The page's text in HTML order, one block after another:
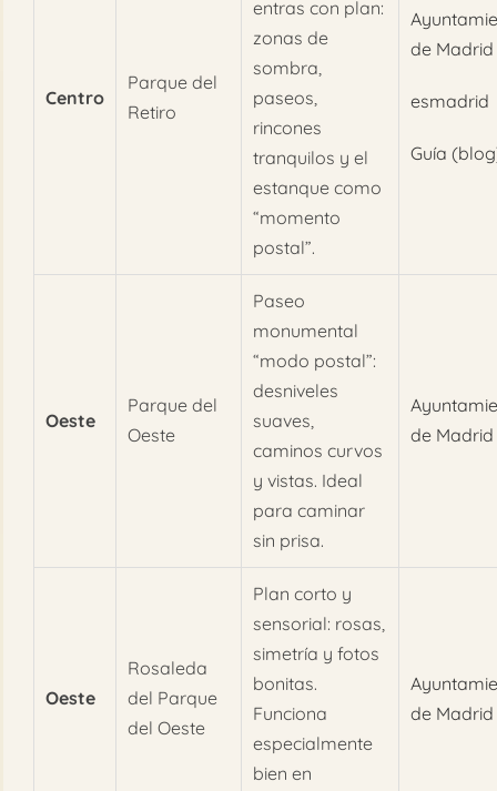
Centro
Parque del
Retiro
entras con plan:
zonas de
sombra,
paseos,
rincones
tranquilos y el
estanque como
“momento
postal”.
de Madrid
esmadrid
Guía
Oeste
Parque del
Oeste
Paseo
monumental
“modo postal”:
desniveles
suaves,
caminos curvos
y vistas. Ideal
para caminar
sin prisa.
de Madrid
Oeste
Rosaleda
del Parque
del Oeste
Plan corto y
sensorial: rosas,
simetría y fotos
bonitas.
Funciona
especialmente
bien en
de Madrid